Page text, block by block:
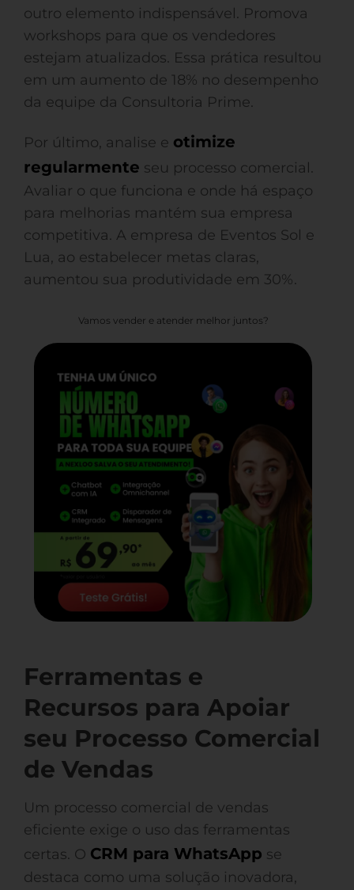
outro elemento indispensável. Promova
workshops para que os vendedores
estejam atualizados. Essa prática resultou
em um aumento de 18% no desempenho
da equipe da Consultoria Prime.
Por último, analise e otimize
regularmente seu processo comercial.
Avaliar o que funciona e onde há espaço
para melhorias mantém sua empresa
competitiva. A empresa de Eventos Sol e
Lua, ao estabelecer metas claras,
aumentou sua produtividade em 30%.
Vamos vender e atender melhor juntos?
Ferramentas e
Recursos para Apoiar
seu Processo Comercial
de Vendas
Um processo comercial de vendas
eficiente exige o uso das ferramentas
certas. O CRM para WhatsApp se
destaca como uma solução inovadora,